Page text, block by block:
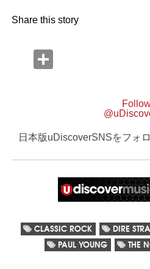
Share this story
日本版uDiscoverSNSをフォ
CLASSIC ROCK DIRE
PAUL YOUNG
THE